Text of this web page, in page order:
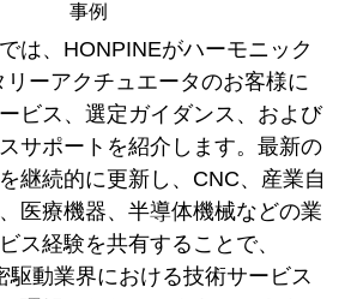
事例
は、HONPINEがハーモニック
ーアクチュエータのお客様に
ビス、選定ガイダンス、および
サポートを紹介します。最新の
継続的に更新し、CNC、産業自
医療機器、半導体機械などの業
ス経験を共有することで、
駆動業界における技術サービス